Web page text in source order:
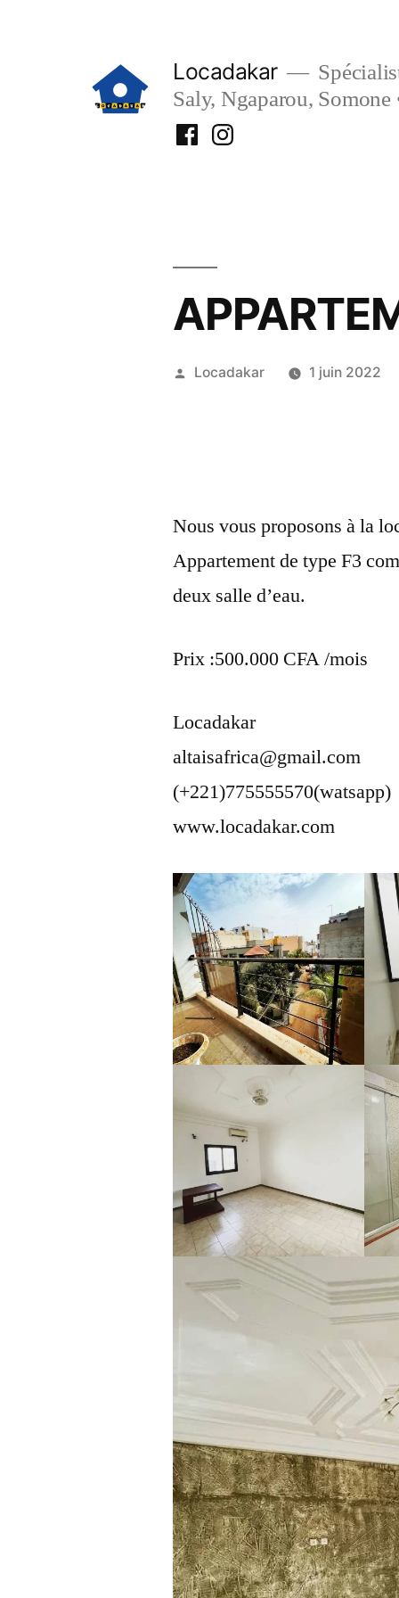
Locadakar
Saly, Ngaparou,
FacebookInstagram
Publié
Locadakar 1 juin 2022
Nous vous proposons à la
Appartement de type F3
deux salle d’eau.
Prix :500.000 CFA /mois
Locadakar
altaisafrica@gmail.com
(+221)775555570(watsapp)
www.locadakar.com